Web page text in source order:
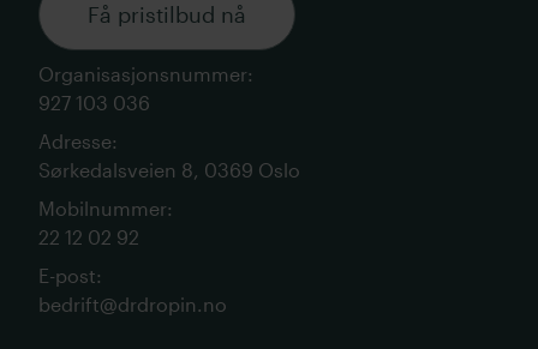
Få pristilbud nå
Organisasjonsnummer:
927 103 036
Adresse:
Sørkedalsveien 8, 0369 Oslo
Mobilnummer:
22 12 02 92
E-post:
bedrift@drdropin.no